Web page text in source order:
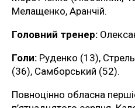
Мелащенко, Аранчій.
Головний тренер:
Голи: Руденко (13),
(36), Самборський (52).
Повноцінно обласна